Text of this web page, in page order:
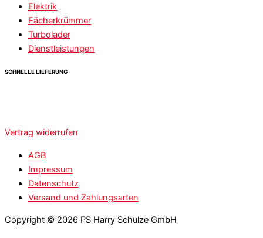
Elektrik
Fächerkrümmer
Turbolader
Dienstleistungen
SCHNELLE LIEFERUNG
Vertrag widerrufen
AGB
Impressum
Datenschutz
Versand und Zahlungsarten
Copyright © 2026 PS Harry Schulze GmbH